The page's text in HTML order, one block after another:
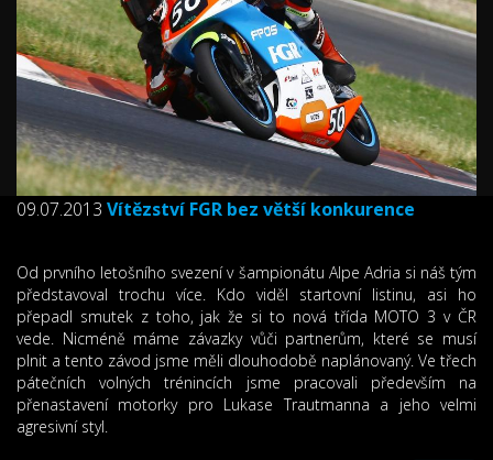
09.07.2013 Vítězství FGR bez větší konkurence
Od prvního letošního svezení v šampionátu Alpe Adria si náš tým
představoval trochu více. Kdo viděl startovní listinu, asi ho
přepadl smutek z toho, jak že si to nová třída MOTO 3 v ČR
vede. Nicméně máme závazky vůči partnerům, které se musí
plnit a tento závod jsme měli dlouhodobě naplánovaný. Ve třech
pátečních volných trénincích jsme pracovali především na
přenastavení motorky pro Lukase Trautmanna a jeho velmi
agresivní styl.